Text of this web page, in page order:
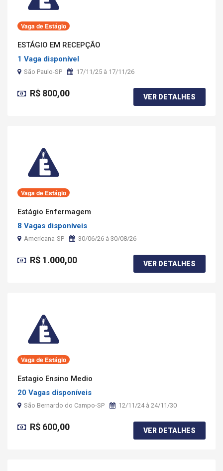
Vaga de Estágio
ESTÁGIO EM RECEPÇÃO
1 Vaga disponível
São Paulo-SP 17/11/25 à 17/11/26
R$ 800,00 VER DETALHES
Vaga de Estágio
Estágio Enfermagem
8 Vagas disponíveis
Americana-SP 30/06/26 à 30/08/26
R$ 1.000,00 VER DETALHES
Vaga de Estágio
Estagio Ensino Medio
20 Vagas disponíveis
São Bernardo do Campo-SP 12/11/24 à 24/11/30
R$ 600,00 VER DETALHES